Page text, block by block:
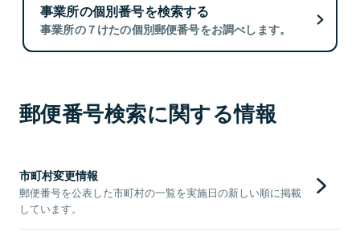
事業所の個別番号を検索する
事業所の７けたの個別郵便番号をお調べします。
郵便番号検索に関する情報
市町村変更情報
郵便番号を公表した市町村の一覧を実施日の新しい順に掲載
しています。